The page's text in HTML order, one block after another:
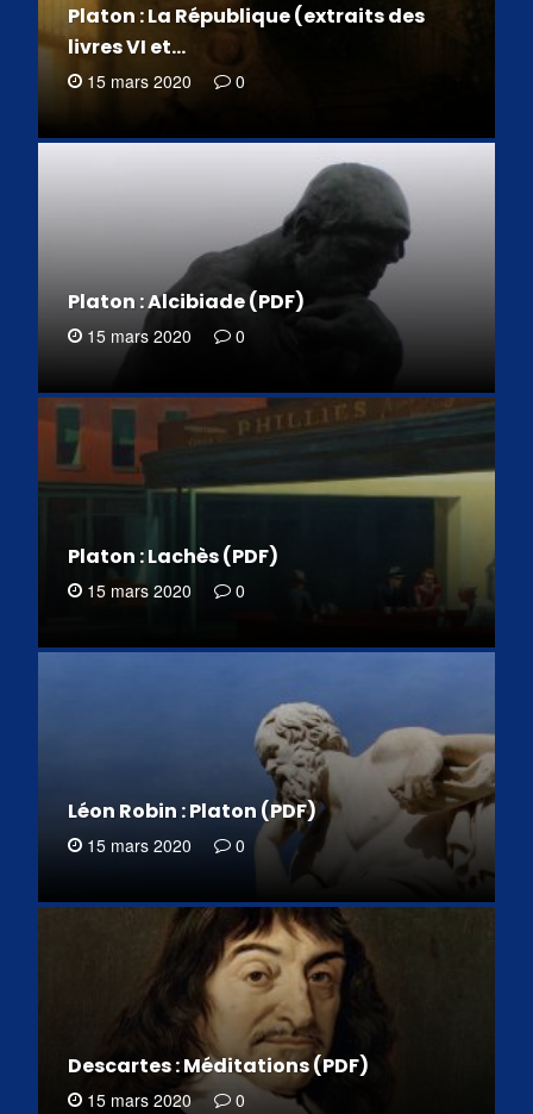
Platon : La République (extraits des
livres VI et…
15 mars 2020 0
Platon : Alcibiade (PDF)
15 mars 2020 0
Platon : Lachès (PDF)
15 mars 2020 0
Léon Robin : Platon (PDF)
15 mars 2020 0
Descartes : Méditations (PDF)
15 mars 2020 0